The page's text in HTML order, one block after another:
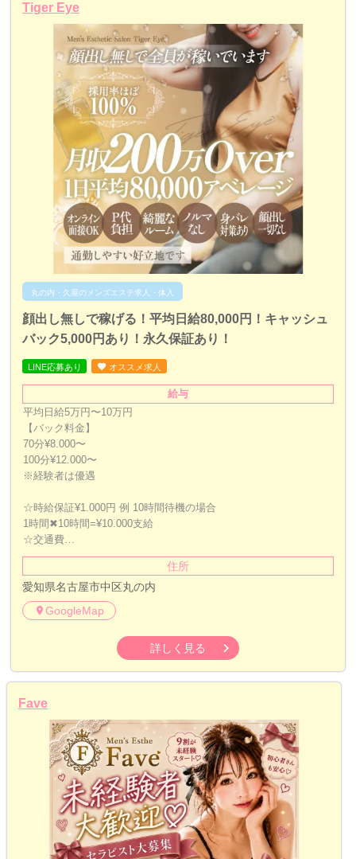
Tiger Eye
丸の内・久屋のメンズエステ求人・体入
顔出し無しで稼げる！平均日給80,000円！キャッシュ
バック5,000円あり！永久保証あり！
LINE応募あり オススメ求人
給与
平均日給5万円〜10万円
【バック料金】
70分¥8.000〜
100分¥12.000〜
※経験者は優遇
☆時給保証¥1.000円 例 10時間待機の場合
1時間✖︎10時間=¥10.000支給
☆交通費…
住所
愛知県名古屋市中区丸の内
GoogleMap
詳しく見る
Fave